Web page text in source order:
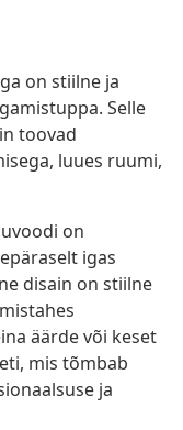
on stiilne ja
Selle
toovad
luues ruumi,
on
igas
disain on stiilne
äärde või keset
mis tõmbab
ja